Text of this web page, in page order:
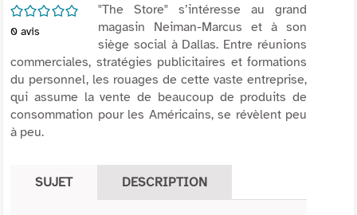
/5
0 avis
"The Store" s’intéresse au grand
magasin Neiman-Marcus et à son
siège social à Dallas. Entre réunions
commerciales, stratégies publicitaires et formations
du personnel, les rouages de cette vaste entreprise,
qui assume la vente de beaucoup de produits de
consommation pour les Américains, se révèlent peu
à peu.
SUJET DESCRIPTION